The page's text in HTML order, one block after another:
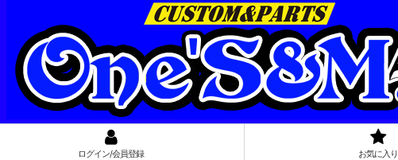
ログイン/会員登録 お気に入り